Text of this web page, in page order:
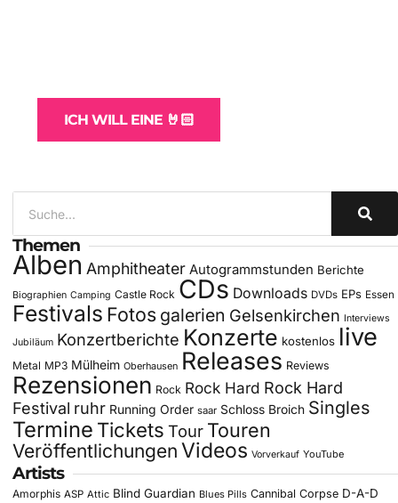
ICH WILL EINE 🤘🏻
Themen
Alben Amphitheater Autogrammstunden Berichte
Biographien Camping Castle Rock CDs Downloads DVDs EPs Essen
Festivals Fotos galerien Gelsenkirchen Interviews
Jubiläum Konzertberichte Konzerte kostenlos live
Metal MP3 Mülheim Oberhausen Releases Reviews
Rezensionen Rock Rock Hard Rock Hard
Festival ruhr Running Order saar Schloss Broich Singles
Termine Tickets Tour Touren
Veröffentlichungen Videos Vorverkauf YouTube
Artists
Amorphis ASP Attic Blind Guardian Blues Pills Cannibal Corpse D-A-D